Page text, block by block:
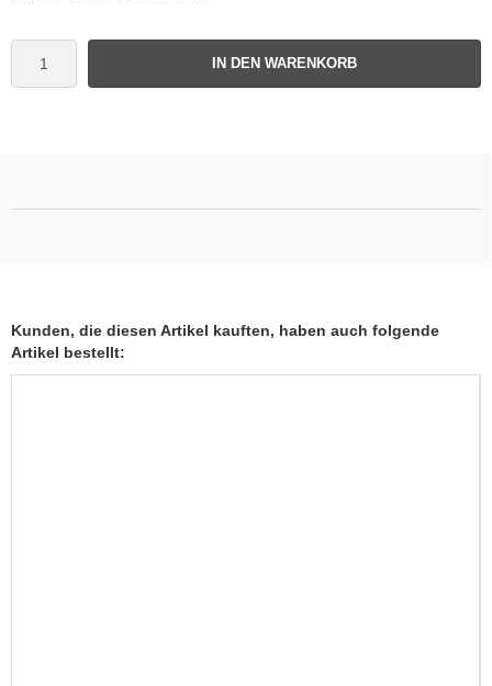
IN DEN WARENKORB
Kunden, die diesen Artikel kauften, haben auch folgende
Artikel bestellt: